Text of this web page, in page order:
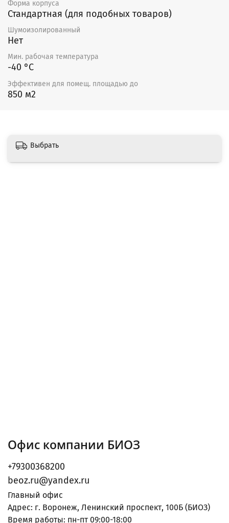
Форма корпуса
Стандартная (для подобных товаров)
Шумоизолированный
Нет
Мин. рабочая температура
-40 °С
Эффективен для помещ. площадью до
850 м2
Выбрать
Офис компании БИОЗ
+79300368200
beoz.ru@yandex.ru
Главный офис
Адрес: г. Воронеж, Ленинский проспект, 100Б (БИОЗ)
Время работы: пн-пт 09:00-18:00